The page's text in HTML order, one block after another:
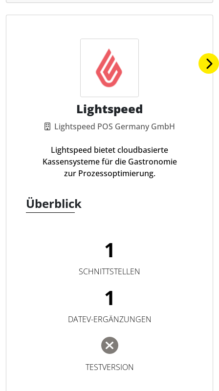
Lightspeed
Lightspeed POS Germany GmbH
Lightspeed bietet cloudbasierte
Kassensysteme für die Gastronomie
zur Prozessoptimierung.
Überblick
1
SCHNITTSTELLEN
1
DATEV-ERGÄNZUNGEN
TESTVERSION